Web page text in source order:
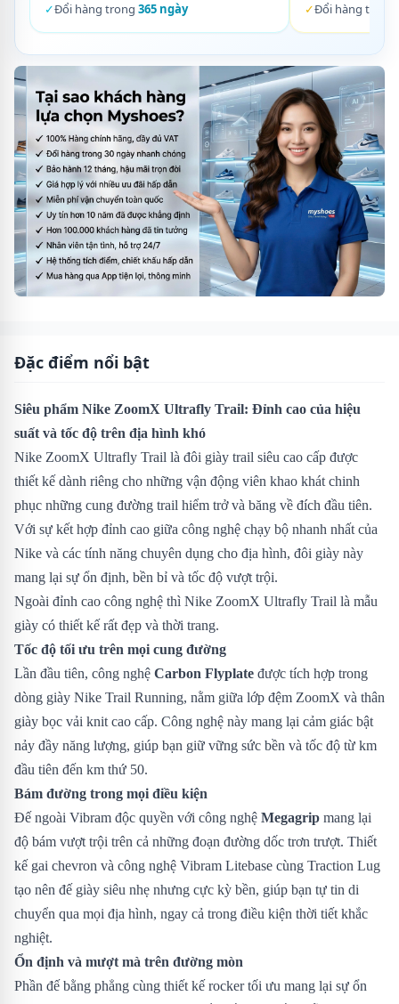
✓Đổi hàng trong 365 ngày
✓Đổi hàng trong
Đặc điểm nổi bật
Siêu phẩm Nike ZoomX Ultrafly Trail: Đỉnh cao của hiệu
suất và tốc độ trên địa hình khó
Nike ZoomX Ultrafly Trail là đôi giày trail siêu cao cấp được
thiết kế dành riêng cho những vận động viên khao khát chinh
phục những cung đường trail hiểm trở và băng về đích đầu tiên.
Với sự kết hợp đỉnh cao giữa công nghệ chạy bộ nhanh nhất của
Nike và các tính năng chuyên dụng cho địa hình, đôi giày này
mang lại sự ổn định, bền bỉ và tốc độ vượt trội.
Ngoài đỉnh cao công nghệ thì Nike ZoomX Ultrafly Trail là mẫu
giày có thiết kế rất đẹp và thời trang.
Tốc độ tối ưu trên mọi cung đường
Lần đầu tiên, công nghệ Carbon Flyplate được tích hợp trong
dòng giày Nike Trail Running, nằm giữa lớp đệm ZoomX và thân
giày bọc vải knit cao cấp. Công nghệ này mang lại cảm giác bật
nảy đầy năng lượng, giúp bạn giữ vững sức bền và tốc độ từ km
đầu tiên đến km thứ 50.
Bám đường trong mọi điều kiện
Đế ngoài Vibram độc quyền với công nghệ Megagrip mang lại
độ bám vượt trội trên cả những đoạn đường dốc trơn trượt. Thiết
kế gai chevron và công nghệ Vibram Litebase cùng Traction Lug
tạo nên đế giày siêu nhẹ nhưng cực kỳ bền, giúp bạn tự tin di
chuyển qua mọi địa hình, ngay cả trong điều kiện thời tiết khắc
nghiệt.
Ổn định và mượt mà trên đường mòn
Phần đế bằng phẳng cùng thiết kế rocker tối ưu mang lại sự ổn